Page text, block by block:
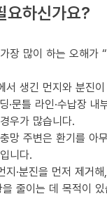
요하신가요?
장 많이 하는 오해가
서 생긴 먼지와 분진
·문틀 라인·수납장
우가 많습니다.
망 주변은 환기를 아
니다.
지·분진을 먼저 제거
줄이는 데 목적이